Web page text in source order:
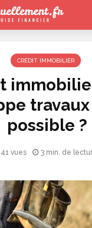
CRÉDIT IMMOBILIER
possible ?
41 vues 3 min. de